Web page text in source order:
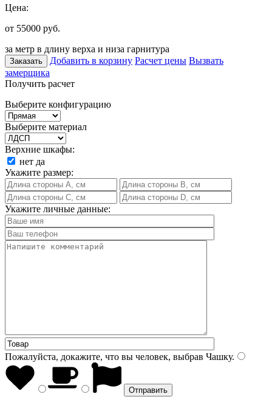
Цена:
от 55000 руб.
за метр в длину верха и низа гарнитура
Заказать Добавить в корзину Расчет цены Вызвать
замерщика
Получить расчет
Выберите конфигурацию
Выберите материал
Верхние шкафы:
нет да
Укажите размер:
Укажите личные данные:
Пожалуйста, докажите, что вы человек, выбрав Чашку.